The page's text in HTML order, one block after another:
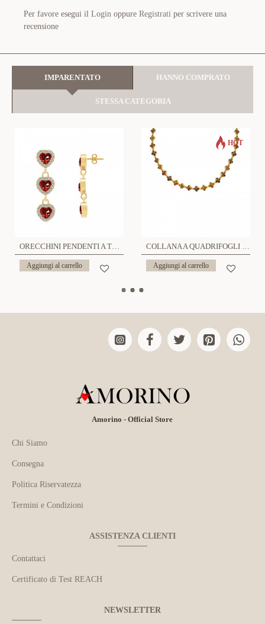
Per favore esegui il Login oppure Registrati per scrivere una
recensione
IMPARENTATO HANNO COMPRATO
STESSA CATEGORIA
ORECCHINI PENDENTI A TRIPLO CUORE CON ZIRCONI - YC24100B962
Aggiungi al carrello
HOT
COLLANA A QUADRIFOGLI CON STRASS COLORATI - YC25160C233
Aggiungi al carrello
Amorino - Official Store
Chi Siamo
Consegna
Politica Riservatezza
Termini e Condizioni
ASSISTENZA CLIENTI
Contattaci
Certificato di Test REACH
NEWSLETTER